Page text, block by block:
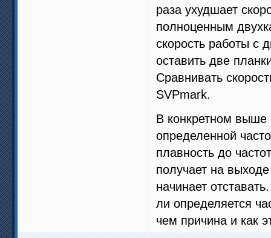
раза ухудшает
полноценным
скорость работы с
оставить две
Сравнивать
SVPmark.
В конкретном выше
определенной
плавность до
получает на
начинает
ли определяется
чем причина и как